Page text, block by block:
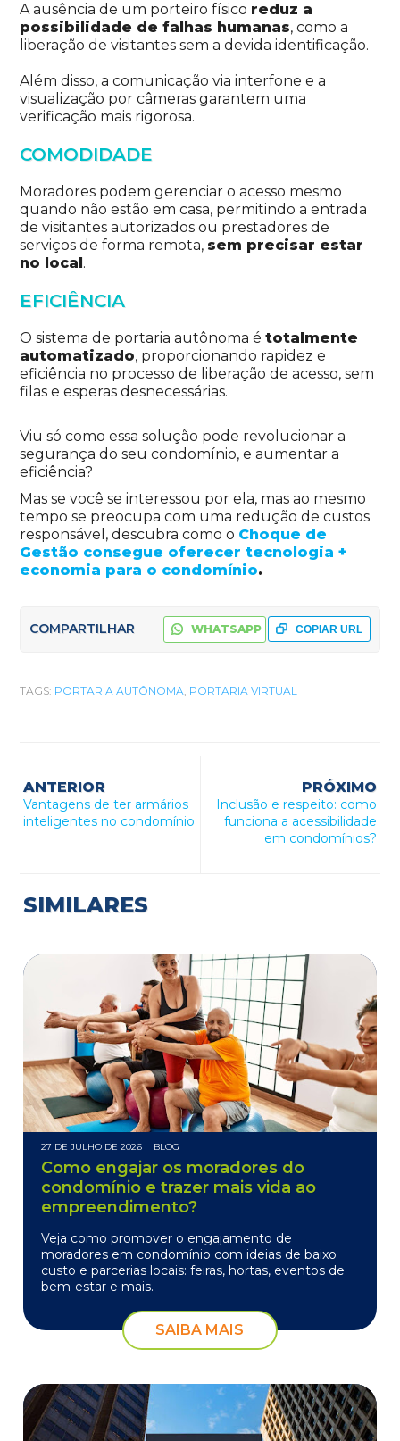
A ausência de um porteiro físico reduz a
possibilidade de falhas humanas, como a
liberação de visitantes sem a devida identificação.
Além disso, a comunicação via interfone e a
visualização por câmeras garantem uma
verificação mais rigorosa.
COMODIDADE
Moradores podem gerenciar o acesso mesmo
quando não estão em casa, permitindo a entrada
de visitantes autorizados ou prestadores de
serviços de forma remota, sem precisar estar
no local.
EFICIÊNCIA
O sistema de portaria autônoma étotalmente
automatizado, proporcionando rapidez e
eficiência no processo de liberação de acesso, sem
filas e esperas desnecessárias.
Viu só como essa solução pode revolucionar a
segurança do seu condomínio, e aumentar a
eficiência?
Mas se você se interessou por ela, mas ao mesmo
tempo se preocupa com uma redução de custos
responsável, descubra como o Choque de
Gestão consegue oferecer tecnologia +
economia para o condomínio.
COMPARTILHAR COPIAR URL
WHATSAPP
TAGS: PORTARIA AUTÔNOMA, PORTARIA VIRTUAL
ANTERIOR
Vantagens de ter armários
inteligentes no condomínio
PRÓXIMO
Inclusão e respeito: como
funciona a acessibilidade
em condomínios?
SIMILARES
27 DE JULHO DE 2026 | BLOG
Como engajar os moradores do
condomínio e trazer mais vida ao
empreendimento?
Veja como promover o engajamento de
moradores em condomínio com ideias de baixo
custo e parcerias locais: feiras, hortas, eventos de
bem-estar e mais.
SAIBA MAIS